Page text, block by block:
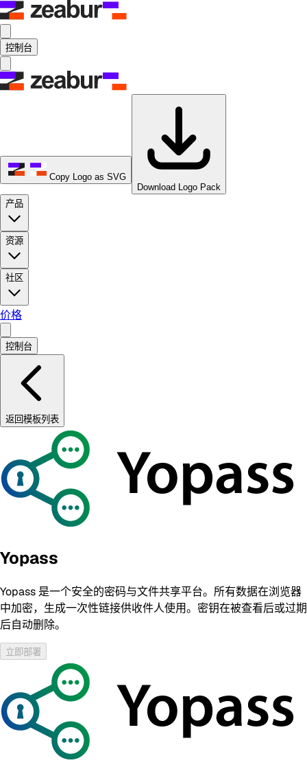
控制台
Copy Logo as SVG
Download Logo Pack
产品
资源
社区
价格
控制台
返回模板列表
Yopass
Yopass 是一个安全的密码与文件共享平台。所有数据在浏览器
中加密，生成一次性链接供收件人使用。密钥在被查看后或过期
后自动删除。
立即部署